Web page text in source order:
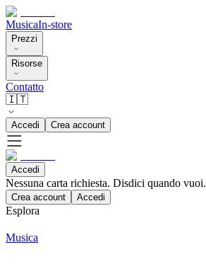
MusicaIn-store
Prezzi
Risorse
Contatto
🇮🇹
Accedi Crea account
Accedi
Nessuna carta richiesta. Disdici quando vuoi.
Crea account Accedi
Esplora
Musica